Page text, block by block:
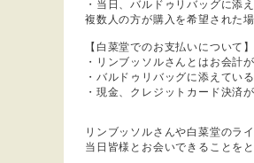
・当日、バルドゥリバッグに添
複数人の方が購入を希望された
【白菜堂でのお支払いについて】
・リンブッソルさんとはお会計
・バルドゥリバッグに添えてい
・現金、クレジットカード決済
リンブッソルさんや白菜堂のラ
当日皆様とお会いできることを